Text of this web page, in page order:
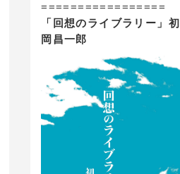
=================
「回想のライブラリー」初
岡昌一郎